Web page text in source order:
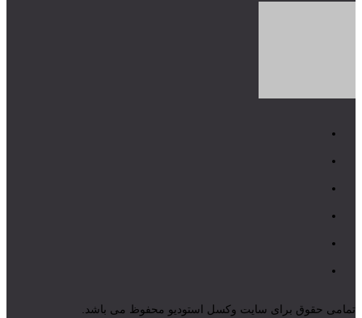
تمامی حقوق برای سایت وکسل استودیو محفوظ می باشد.